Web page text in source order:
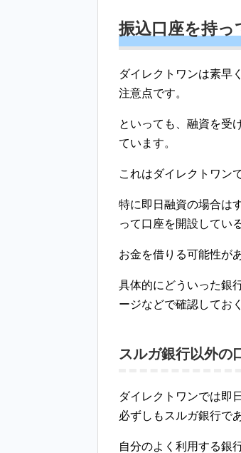
振込口座を持っ
ダイレクトワンは素早
注意点です。
といっても、融資を受
ています。
これはダイレクトワン
特に即日融資の場合は
って口座を開設してい
お金を借りる可能性が
具体的にどういった銀
ージなどで確認してお
スルガ銀行以外の
ダイレクトワンでは即
必ずしもスルガ銀行で
自分のよく利用する銀